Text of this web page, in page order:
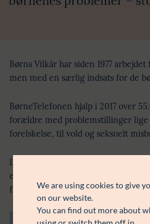
Børns Vilkår har siden 1977
men med en særlig indsats for de
BørneTelefonen hjalp i 2017 over
forældre med problemstillinger lige
forelskelse, til vold og seksuelt
Lauritzen Fonden har støttet Børns
en digital e-læringsmodel, der kan
flere frivillige.We are using cookies to give
on our website.
You can find out more about